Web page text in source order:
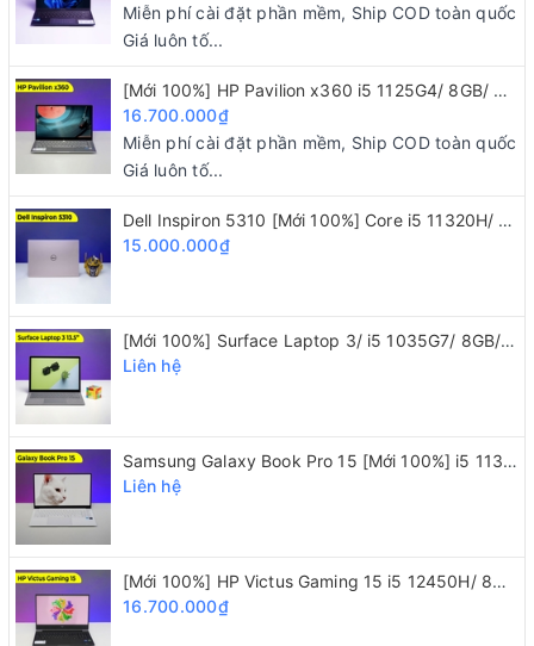
Với chip Core i5-8365U, RAM 8GB, SSD
256GB. Dell Latitude 7400 sở hữu hiệu năng cực
ngày của bạn. Chiếc máy này có được khả năng
đa nhiệm mượt mà. Dù bạn có mở cùng lúc nhiều
tác vụ thì máy cũng không bị đơ, giật hay xuất
hiện độ trễ.
Ngoài ra, ổ cứng SSD cũng đảm bảo hệ thống
Miễn phí cài đặt phần mềm, Ship COD toàn quốc
Giá luôn tố...
[Mới 100%] HP Pavilion x360 i5 1125G4/ 8GB/ 512GB/ 14"FHD/ Touch 2 IN 1
16.700.000₫
Miễn phí cài đặt phần mềm, Ship COD toàn quốc
Giá luôn tố...
Dell Inspiron 5310 [Mới 100%] Core i5 11320H/ 16GB/ 512GB/ 13.3 inch 2K
15.000.000₫
[Mới 100%] Surface Laptop 3/ i5 1035G7/ 8GB/ 128GB/ 13.5" 2K
Liên hệ
Samsung Galaxy Book Pro 15 [Mới 100%] i5 1135G7/ 8GB/ SSD 512GB/ 15.6" FHD
Liên hệ
[Mới 100%] HP Victus Gaming 15 i5 12450H/ 8GB/ 512GB/ GTX 1650/ 15.6" 144Hz
16.700.000₫